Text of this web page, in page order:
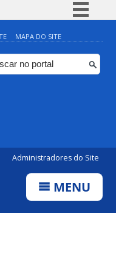
Simplifique!
Comunica BR
Participe
MAPA DO SITE
Administradores do Site
MENU